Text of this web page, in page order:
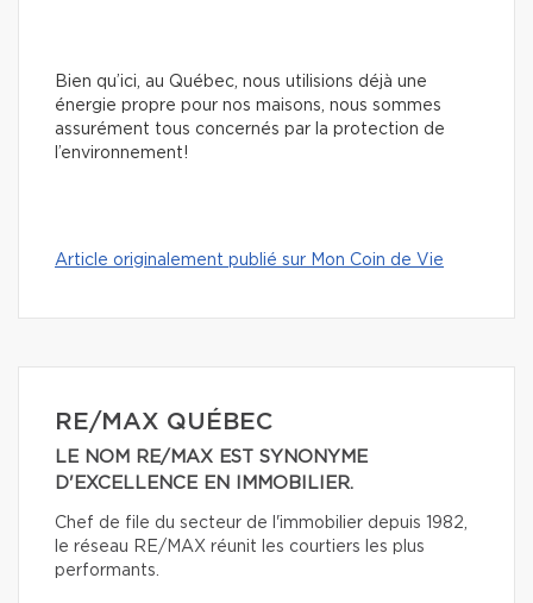
Bien qu’ici, au Québec, nous utilisions déjà une
énergie propre pour nos maisons, nous sommes
assurément tous concernés par la protection de
l’environnement!
Article originalement publié sur Mon Coin de Vie
RE/MAX QUÉBEC
LE NOM RE/MAX EST SYNONYME
D'EXCELLENCE EN IMMOBILIER.
Chef de file du secteur de l'immobilier depuis 1982,
le réseau RE/MAX réunit les courtiers les plus
performants.